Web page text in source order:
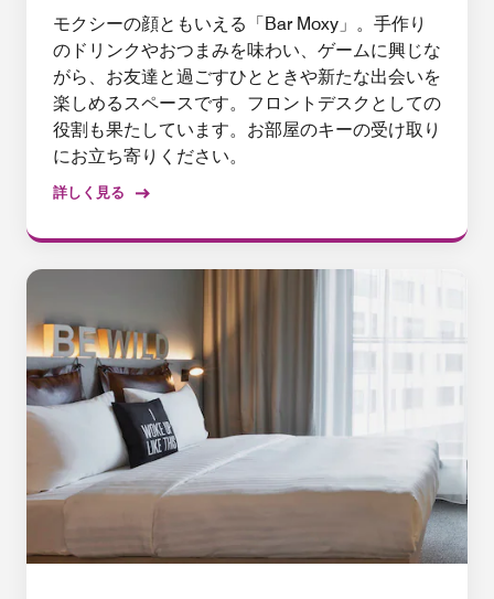
モクシーの顔ともいえる「Bar Moxy」。手作り
のドリンクやおつまみを味わい、ゲームに興じな
がら、お友達と過ごすひとときや新たな出会いを
楽しめるスペースです。フロントデスクとしての
役割も果たしています。お部屋のキーの受け取り
にお立ち寄りください。
詳しく見る